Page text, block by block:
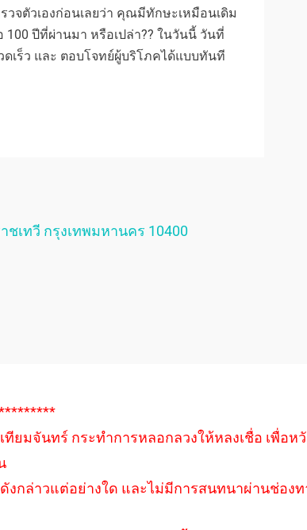
รวจตัวเองก่อนเลยว่า คุณมีทักษะเหมือนเดิม
100 ปีที่ผ่านมา หรือเปล่า?? ในวันนี้ วันที่
ดเร็ว และ ตอบโจทย์ผู้บริโภคได้แบบทันที
ชเทวี กรุงเทพมหานคร 10400
มจันทร์ กระทำการหลอกลวงให้หลงเชื่อ เพื่อห
งกล่าวแต่อย่างใด และไม่มีการสนทนาผ่านช่อง